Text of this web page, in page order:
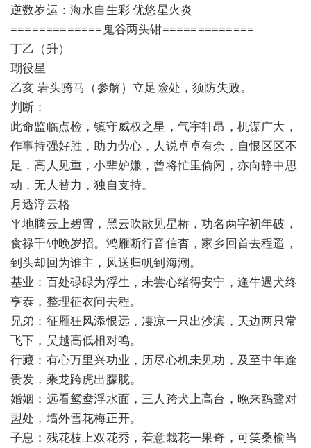
逆数岁运：海水自生彩 优悠星火炎
=============鬼谷两头钳=============
丁乙（升）
瑚役星
乙亥 岩头骑马（参解）立足险处，须防失败。
判断：
此命监临点检，镇守威权之星，气宇轩昂，机谋广大，
作事持强好胜，助力劳心，人说卓卓有余，自恨区区不
足，高人见重，小辈妒嫌，曾将忙里偷闲，亦向静中思
动，无人替力，独自支持。
月透浮云格
平地腾云上碧霄，黑云吹散见星桥，功名两字初年破，
食禄千钟晚岁招。鸿雁断行音信杳，家乡回首去程遥，
到头却回为谁主，风送归帆到海潮。
基业：百处碌碌为浮生，未尝心绪得安宁，逢牛遇犬终
亨泰，整理征衣问去程。
兄弟：征雁狂风添恨远，凄凉一只出沙滨，天边两只常
飞下，吴越高低相对鸣。
行藏：有心万里兴功业，历尽心机未见功，及至中年逢
贵发，乘龙跨虎出朦胧。
婚姻：远看鸳鸯浮水面，三人跨犬上高台，晚来鸥鹭对
盟处，墙外雪花梅正开。
子息：残花枝上双花秀，着意栽花一果奇，可笑桑榆当